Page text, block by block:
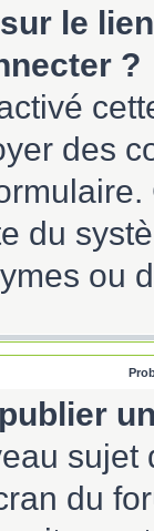
le
?
des
du
ou
du